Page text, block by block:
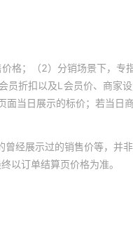
格；（2）分销场景下，
折扣以及L会员价、商家
当日展示的标价；若当日
经展示过的销售价等，并非
以订单结算页价格为准。